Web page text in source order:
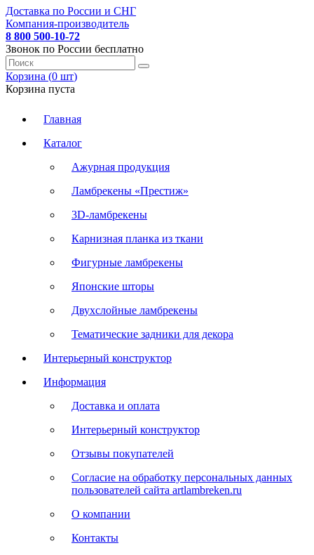
Доставка по России и СНГ
Компания-производитель
8 800 500-10-72
Звонок по России бесплатно
Корзина (0 шт)
Корзина пуста
Главная
Каталог
Ажурная продукция
Ламбрекены «Престиж»
3D-ламбрекены
Карнизная планка из ткани
Фигурные ламбрекены
Японские шторы
Двухслойные ламбрекены
Тематические задники для декора
Интерьерный конструктор
Информация
Доставка и оплата
Интерьерный конструктор
Отзывы покупателей
Согласие на обработку персональных данных
пользователей сайта artlambreken.ru
О компании
Контакты